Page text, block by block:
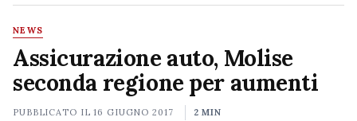
NEWS
Assicurazione auto, Molise
seconda regione per aumenti
PUBBLICATO IL16 GIUGNO 2017 2 MIN